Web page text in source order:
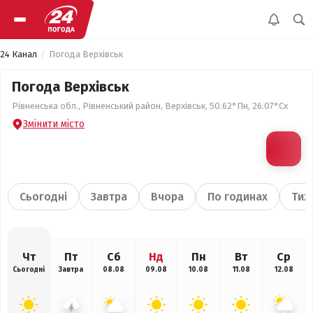
24 Канал Погода Верхівськ
Погода Верхівськ
Рівненська обл., Рівненський район, Верхівськ, 50.62°Пн, 26.07°Сх
Змінити місто
Сьогодні Завтра Вчора По годинах
Чт
Сьогодні
Пт
Завтра
Сб
08.08
Нд
09.08
Пн
10.08
Вт
11.08
Ср
12.08